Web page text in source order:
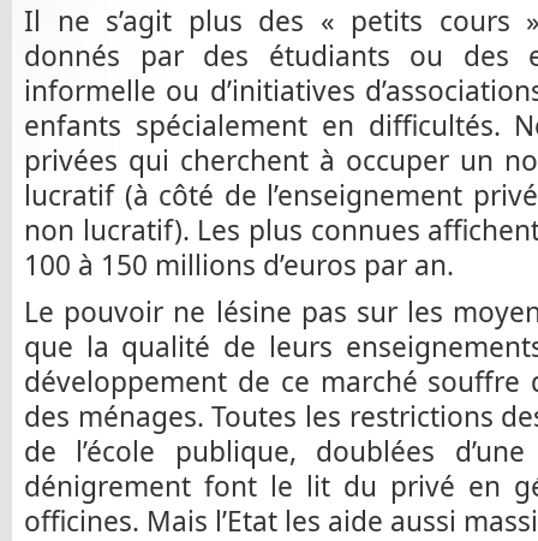
Il ne s’agit plus des « petits cours
donnés par des étudiants ou des
informelle ou d’initiatives
enfants spécialement en difficultés.
privées qui cherchent à occuper un
lucratif (à côté de l’enseignement
non lucratif). Les plus connues
100 à 150 millions d’euros par an.
Le pouvoir ne lésine pas sur les
que la qualité de leurs
développement de ce marché souffre
des ménages. Toutes les restrictions
de l’école publique, doublées
dénigrement font le lit du privé en
officines. Mais l’Etat les aide aussi